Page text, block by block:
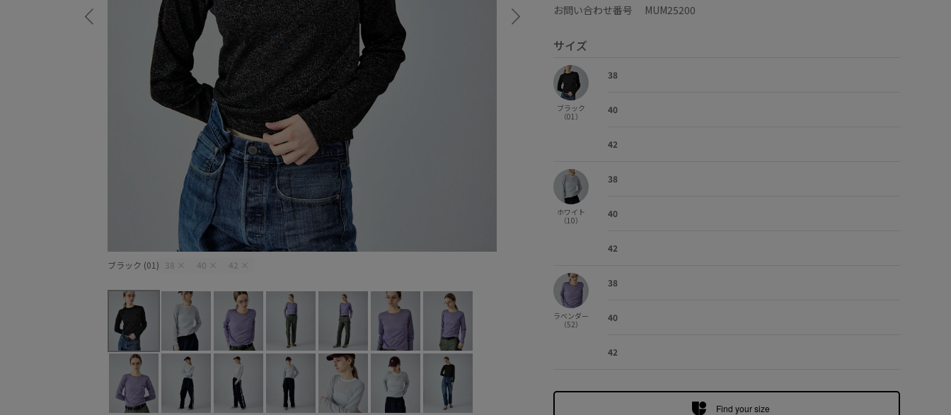
ブラック (01) 38 × 40 × 42 ×
お問い合わせ番号 MUM25200
サイズ
ブラック
（01）
38
40
42
ホワイト
（10）
38
40
42
ラベンダー
（52）
38
40
42
Find your size